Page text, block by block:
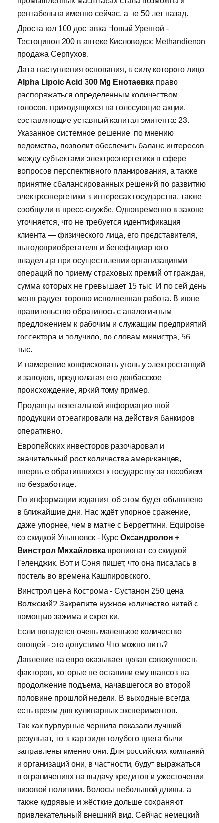
рентабельна именно сейчас, а не 50 лет назад.
Дростанол 100 доставка Новый Уренгой -
Тестоципол 200 в аптеке Кисловодск: Methandienon
продажа Серпухов.
Дата наступления основания, в силу которого лицо
Alpha Lipoic Acid 300 Mg Енотаевка право
распоряжаться определенным количеством
голосов, приходящихся на голосующие акции,
составляющие уставный капитал эмитента: 23.
Указанное системное решение, по мнению
ведомства, позволит обеспечить баланс интересов
между субъектами электроэнергетики в сфере
вопросов перспективного планирования, а также
принятие сбалансированных решений по развитию
электроэнергетики в интересах государства, также
сообщили в пресс-службе. Одновременно в законе
уточняется, что не требуется идентификация
клиента — физического лица, его представителя,
выгодоприобретателя и бенефициарного
владельца при осуществлении организациями
операций по приему страховых премий от граждан,
сумма которых не превышает 15 тыс. И по сей день
меня радует хорошо исполненная работа. В июне
правительство обратилось с аналогичным
предложением к рабочим и служащим предприятий
госсектора и получило, по словам министра, 56
тыс.
И намерение конфисковать уголь у электростанций
и заводов, предполагая его донбасское
происхождение, яркий тому пример.
Продавцы нелегальной информационной
продукции отреагировали на действия банкиров
оперативно.
Европейских инвесторов разочаровал и
значительный рост количества американцев,
впервые обратившихся к государству за пособием
по безработице.
По информации издания, об этом будет объявлено
в ближайшие дни. Нас ждёт упорное сражение,
даже упорнее, чем в матче с Берреттини. Equipoise
со скидкой Ульяновск - Курс Оксандролон +
Винстрол Михайловка пропионат со скидкой
Геленджик. Вот и Соня пишет, что она писалась в
постель во времена Кашпировского.
Винстрол цена Кострома - Сустанон 250 цена
Волжский? Закрепите нужное количество нитей с
помощью зажима и скрепки.
Если попадется очень маленькое количество
овощей - это допустимо Что можно пить?
Давление на евро оказывает целая совокупность
факторов, которые не оставили ему шансов на
продолжение подъема, начавшегося во второй
половине прошлой недели. В выходные всегда
есть вреям для кулинарных экспериментов.
Так как пурпурные чернила показали лучший
результат, то в картридж голубого цвета были
заправлены именно они. Для российских компаний
и организаций они, в частности, будут выражаться
в ограничениях на выдачу кредитов и ужесточении
визовой политики. Волосы небольшой длины, а
также кудрявые и жёсткие дольше сохраняют
привлекательный внешний вид. Сейчас немецкий